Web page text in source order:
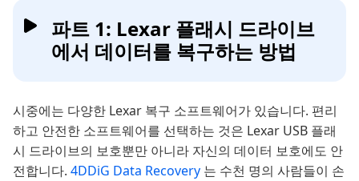
파트 1: Lexar 플래시 드라이브
에서 데이터를 복구하는 방법
시중에는 다양한 Lexar 복구 소프트웨어가 있습니다. 편리
하고 안전한 소프트웨어를 선택하는 것은 Lexar USB 플래
시 드라이브의 보호뿐만 아니라 자신의 데이터 보호에도 안
전합니다. 4DDiG Data Recovery 는 수천 명의 사람들이 손